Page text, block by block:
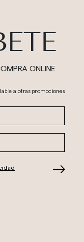
ONLINE
a otras promociones